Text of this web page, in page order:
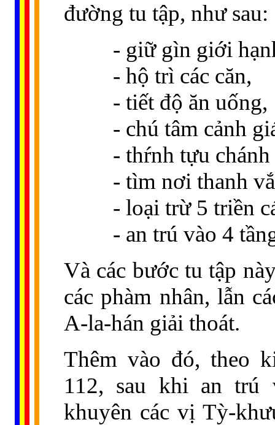
đường tu tập, như sau:
- giữ gìn giới
- hộ trì các căn,
- tiết độ ăn uống,
- chú tâm cảnh
- thŕnh tựu
- tìm nơi thanh
- loại trừ 5 triền
- an trú vào 4
Và các bước tu tập
các phàm nhân, lẫn
A-la-hán giải thoát.
Thêm vào đó, theo
112, sau khi an trú
khuyên các vị Tỳ-